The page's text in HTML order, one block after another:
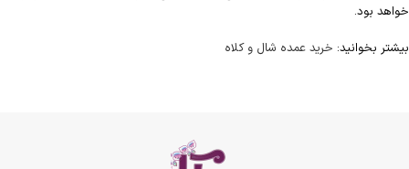
خواهد بود.
بیشتر بخوانید: خرید عمده شال و کلاه